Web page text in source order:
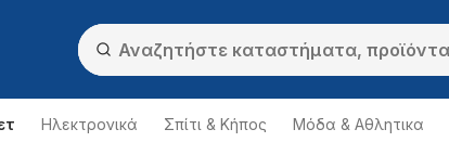
Hλεκτρονικά Σπίτι & Κήπος Μόδα & Aθλητικα